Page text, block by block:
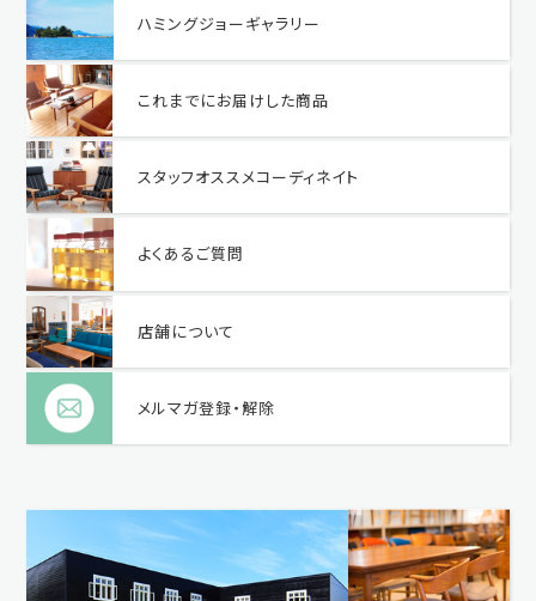
ハミングジョーギャラリー
これまでにお届けした商品
スタッフオススメコーディネイト
よくあるご質問
店舗について
メルマガ登録・解除